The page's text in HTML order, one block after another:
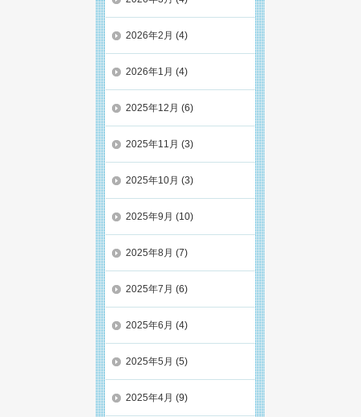
2026年2月 (4)
2026年1月 (4)
2025年12月 (6)
2025年11月 (3)
2025年10月 (3)
2025年9月 (10)
2025年8月 (7)
2025年7月 (6)
2025年6月 (4)
2025年5月 (5)
2025年4月 (9)